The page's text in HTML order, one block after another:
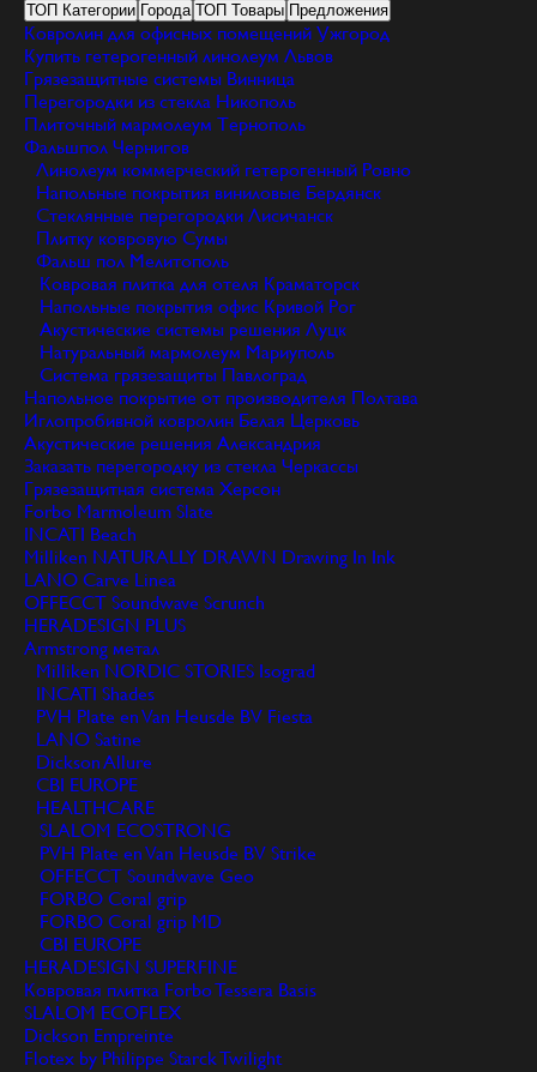
ТОП Категории Города ТОП Товары Предложения
Ковролин для офисных помещений Ужгород
Купить гетерогенный линолеум Львов
Грязезащитные системы Винница
Перегородки из стекла Никополь
Плиточный мармолеум Тернополь
Фальшпол Чернигов
Линолеум коммерческий гетерогенный Ровно
Напольные покрытия виниловые Бердянск
Стеклянные перегородки Лисичанск
Плитку ковровую Сумы
Фальш пол Мелитополь
Ковровая плитка для отеля Краматорск
Напольные покрытия офис Кривой Рог
Акустические системы решения Луцк
Натуральный мармолеум Мариуполь
Система грязезащиты Павлоград
Напольное покрытие от производителя Полтава
Иглопробивной ковролин Белая Церковь
Акустические решения Александрия
Заказать перегородку из стекла Черкассы
Грязезащитная система Херсон
Forbo Marmoleum Slate
INCATI Beach
Milliken NATURALLY DRAWN Drawing In Ink
LANO Carve Linea
OFFECCT Soundwave Scrunch
HERADESIGN PLUS
Armstrong метал
Milliken NORDIC STORIES Isograd
INCATI Shades
PVH Plate en Van Heusde BV Fiesta
LANO Satine
Dickson Allure
CBI EUROPE
HEALTHCARE
SLALOM ECOSTRONG
PVH Plate en Van Heusde BV Strike
OFFECCT Soundwave Geo
FORBO Coral grip
FORBO Coral grip MD
CBI EUROPE
HERADESIGN SUPERFINE
Ковровая плитка Forbo Tessera Basis
SLALOM ECOFLEX
Dickson Empreinte
Flotex by Philippe Starck Twilight